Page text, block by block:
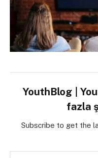
YouthBlog |
fazla
Subscribe to get the
E-postanızı yazın…